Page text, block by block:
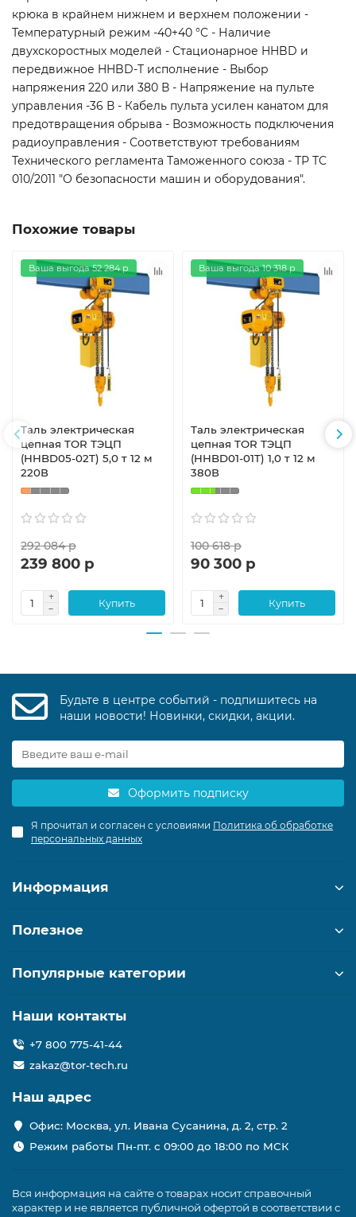
крюка в крайнем нижнем и верхнем положении -
Температурный режим -40+40 °C - Наличие
двухскоростных моделей - Стационарное HHBD и
передвижное HHBD-Т исполнение - Выбор
напряжения 220 или 380 В - Напряжение на пульте
управления -36 В - Кабель пульта усилен канатом для
предотвращения обрыва - Возможность подключения
радиоуправления - Соответствуют требованиям
Технического регламента Таможенного союза - ТР ТС
010/2011 "О безопасности машин и оборудования".
Похожие товары
Ваша выгода 52 284 р
Таль электрическая
цепная TOR ТЭЦП
(HHBD05-02T) 5,0 т 12 м
220В
292 084 р
239 800 р
Купить
Ваша выгода 10 318 р
Таль электрическая
цепная TOR ТЭЦП
(HHBD01-01T) 1,0 т 12 м
380В
100 618 р
90 300 р
Купить
Будьте в центре событий - подпишитесь на
наши новости! Новинки, скидки, акции.
Оформить подписку
Я прочитал и согласен с условиями Политика об обработке
персональных данных
Информация
Полезное
Популярные категории
Наши контакты
+7 800 775-41-44
zakaz@tor-tech.ru
Наш адрес
Офис: Москва, ул. Ивана Сусанина, д. 2, стр. 2
Режим работы Пн-пт. с 09:00 до 18:00 по МСК
Вся информация на сайте о товарах носит справочный
характер и не является публичной офертой в соответствии с